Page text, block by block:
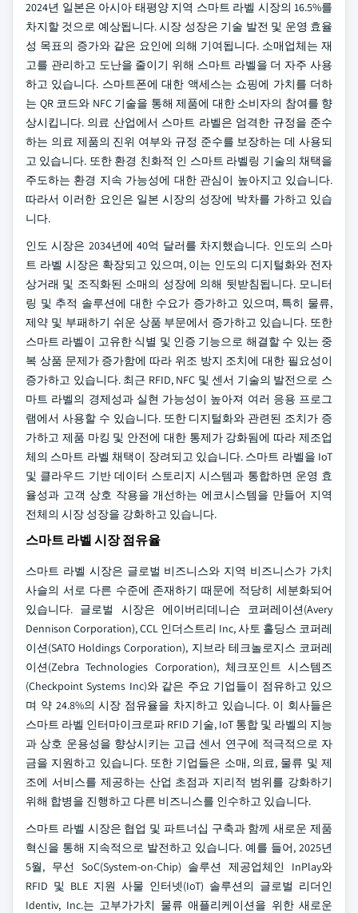
2024년 일본은 아시아 태평양 지역 스마트 라벨 시장의 16.5%를
차지할 것으로 예상됩니다. 시장 성장은 기술 발전 및 운영 효율
성 목표의 증가와 같은 요인에 의해 기여됩니다. 소매업체는 재
고를 관리하고 도난을 줄이기 위해 스마트 라벨을 더 자주 사용
하고 있습니다. 스마트폰에 대한 액세스는 쇼핑에 가치를 더하
는 QR 코드와 NFC 기술을 통해 제품에 대한 소비자의 참여를 향
상시킵니다. 의료 산업에서 스마트 라벨은 엄격한 규정을 준수
하는 의료 제품의 진위 여부와 규정 준수를 보장하는 데 사용되
고 있습니다. 또한 환경 친화적 인 스마트 라벨링 기술의 채택을
주도하는 환경 지속 가능성에 대한 관심이 높아지고 있습니다.
따라서 이러한 요인은 일본 시장의 성장에 박차를 가하고 있습
니다.
인도 시장은 2034년에 40억 달러를 차지했습니다. 인도의 스마
트 라벨 시장은 확장되고 있으며, 이는 인도의 디지털화와 전자
상거래 및 조직화된 소매의 성장에 의해 뒷받침됩니다. 모니터
링 및 추적 솔루션에 대한 수요가 증가하고 있으며, 특히 물류,
제약 및 부패하기 쉬운 상품 부문에서 증가하고 있습니다. 또한
스마트 라벨이 고유한 식별 및 인증 기능으로 해결할 수 있는 중
복 상품 문제가 증가함에 따라 위조 방지 조치에 대한 필요성이
증가하고 있습니다. 최근 RFID, NFC 및 센서 기술의 발전으로 스
마트 라벨의 경제성과 실현 가능성이 높아져 여러 응용 프로그
램에서 사용할 수 있습니다. 또한 디지털화와 관련된 조치가 증
가하고 제품 마킹 및 안전에 대한 통제가 강화됨에 따라 제조업
체의 스마트 라벨 채택이 장려되고 있습니다. 스마트 라벨을 IoT
및 클라우드 기반 데이터 스토리지 시스템과 통합하면 운영 효
율성과 고객 상호 작용을 개선하는 에코시스템을 만들어 지역
전체의 시장 성장을 강화하고 있습니다.
스마트 라벨 시장 점유율
스마트 라벨 시장은 글로벌 비즈니스와 지역 비즈니스가 가치
사슬의 서로 다른 수준에 존재하기 때문에 적당히 세분화되어
있습니다. 글로벌 시장은 에이버리데니슨 코퍼레이션(Avery
Dennison Corporation), CCL 인더스트리 Inc, 사토 홀딩스 코퍼레
이션(SATO Holdings Corporation), 지브라 테크놀로지스 코퍼레
이션(Zebra Technologies Corporation), 체크포인트 시스템즈
(Checkpoint Systems Inc)와 같은 주요 기업들이 점유하고 있으
며 약 24.8%의 시장 점유율을 차지하고 있습니다. 이 회사들은
스마트 라벨 인터마이크로파 RFID 기술, IoT 통합 및 라벨의 지능
과 상호 운용성을 향상시키는 고급 센서 연구에 적극적으로 자
금을 지원하고 있습니다. 또한 기업들은 소매, 의료, 물류 및 제
조에 서비스를 제공하는 산업 초점과 지리적 범위를 강화하기
위해 합병을 진행하고 다른 비즈니스를 인수하고 있습니다.
스마트 라벨 시장은 협업 및 파트너십 구축과 함께 새로운 제품
혁신을 통해 지속적으로 발전하고 있습니다. 예를 들어, 2025년
5월, 무선 SoC(System-on-Chip) 솔루션 제공업체인 InPlay와
RFID 및 BLE 지원 사물 인터넷(IoT) 솔루션의 글로벌 리더인
Identiv, Inc.는 고부가가치 물류 애플리케이션을 위한 새로운